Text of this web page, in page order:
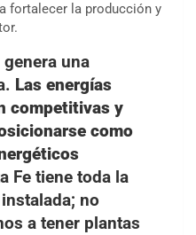
fortalecer la producción y
una
Las energías
competitivas y
como
Fe tiene toda la
no
a tener plantas